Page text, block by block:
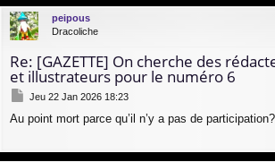
peipous
Dracoliche
Re: [GAZETTE] On cherche des
et illustrateurs pour le numéro 6
M
s
Jeu 22 Jan 2026 18:23
Au point mort parce qu’il n’y a pas de participation?